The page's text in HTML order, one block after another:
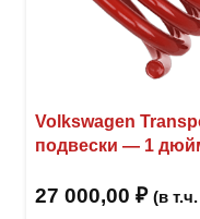
Volkswagen
подвески — 1
27 000,00 ₽ (в